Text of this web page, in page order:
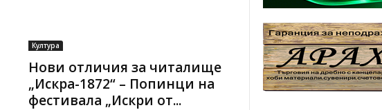
Култура
Нови отличия за читалище
„Искра-1872“ – Попинци на
фестивала „Искри от...